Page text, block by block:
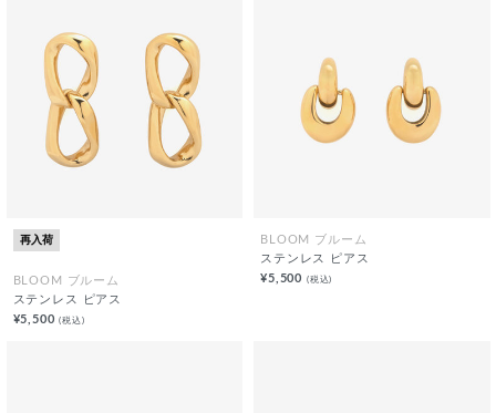
再入荷
BLOOM ブルーム
ステンレス ピアス
¥5,500(税込)
BLOOM ブルーム
ステンレス ピアス
¥5,500 (税込)